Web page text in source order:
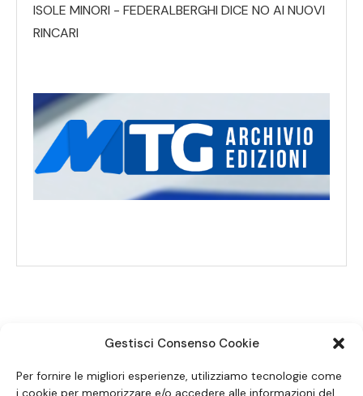
Gestisci Consenso Cookie
Per fornire le migliori esperienze, utilizziamo tecnologie come
i cookie per memorizzare e/o accedere alle informazioni del
ISOLE MINORI - FEDERALBERGHI DICE NO AI NUOVI
RINCARI
SEGUICI SUI SOCIAL